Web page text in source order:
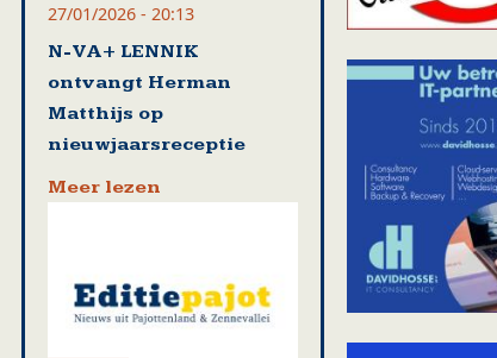
27/01/2026 - 20:13
N-VA+ LENNIK
ontvangt Herman
Matthijs op
nieuwjaarsreceptie
Meer lezen